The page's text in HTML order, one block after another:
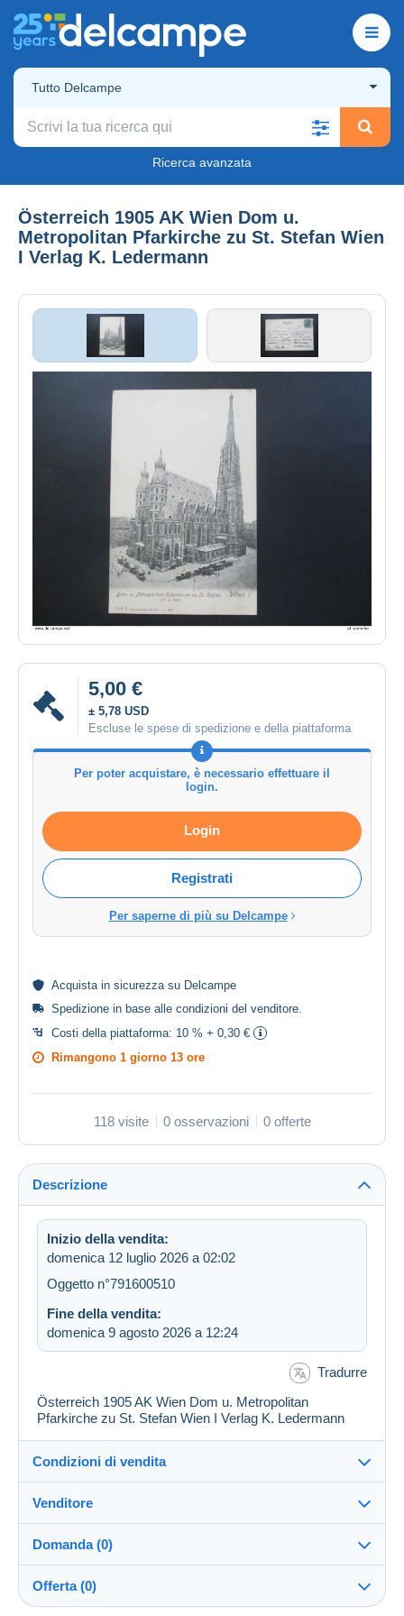
Tutto Delcampe
Ricerca avanzata
Österreich 1905 AK Wien Dom u.
Metropolitan Pfarkirche zu St. Stefan Wien
I Verlag K. Ledermann
5,00 €
± 5,78 USD
Escluse le spese di spedizione e della piattaforma
Per poter acquistare, è necessario effettuare il
login.
Login
Registrati
Per saperne di più su Delcampe
Acquista in sicurezza su Delcampe
Spedizione in base alle condizioni del venditore
Costi della piattaforma: 10 % + 0,30 €
Rimangono 1 giorno 13 ore
118 visite 0 osservazioni 0 offerte
Descrizione
Inizio della vendita:
domenica 12 luglio 2026 a 02:02
Oggetto n°791600510
Fine della vendita:
domenica 9 agosto 2026 a 12:24
Tradurre
Österreich 1905 AK Wien Dom u. Metropolitan
Pfarkirche zu St. Stefan Wien I Verlag K. Ledermann
Condizioni di vendita
Destinazione:
Vedi l'elenco dei paesi
Direttamente al destinatario:
Sì
Venditore
pf_sammler100%(6762x)
PRO
Negozio
Domanda (0)
Offerta (0)